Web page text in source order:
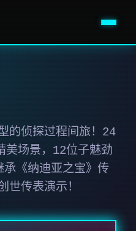
的侦探过程间旅！24
美场景，12位子魅劲
《纳迪亚之宝》传
世传表演示！